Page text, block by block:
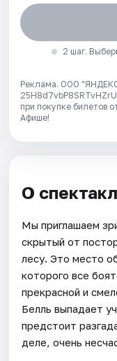
2 шаг.
Реклама. ООО
при покупке билетов
Афише!
О
Мы приглашаем
скрытый от
лесу. Это место
которого все
прекрасной и
Белль выпадает
предстоит
деле, очень